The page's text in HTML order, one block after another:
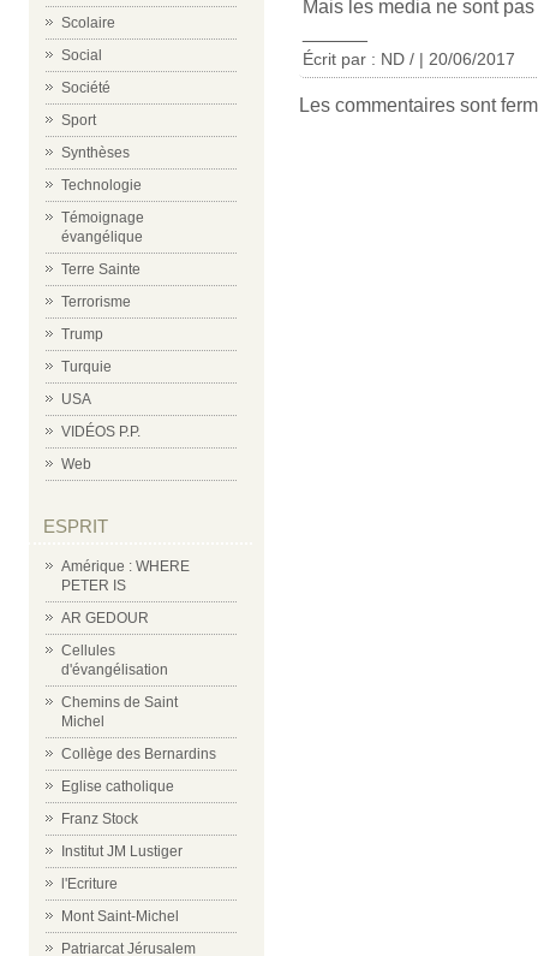
Scolaire
Social
Société
Sport
Synthèses
Technologie
Témoignage
évangélique
Terre Sainte
Terrorisme
Trump
Turquie
USA
VIDÉOS P.P.
Web
ESPRIT
Amérique : WHERE
PETER IS
AR GEDOUR
Cellules
d'évangélisation
Chemins de Saint
Michel
Collège des Bernardins
Eglise catholique
Franz Stock
Institut JM Lustiger
l'Ecriture
Mont Saint-Michel
Patriarcat Jérusalem
Mais les media ne sont
Écrit par : ND / | 20/06/2017
Les commentaires sont